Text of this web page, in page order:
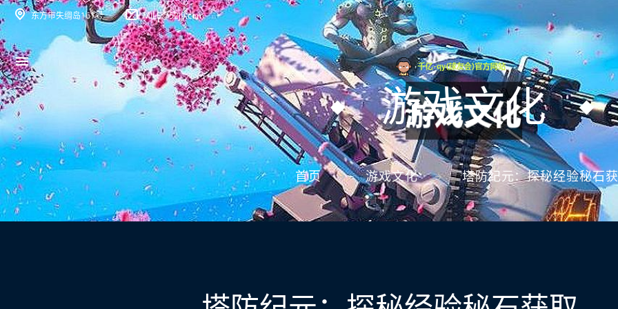
东方市失绸岛161号 MILE@52j9.com
游戏文化
首页 游戏文化 塔防纪元：探秘经验秘石